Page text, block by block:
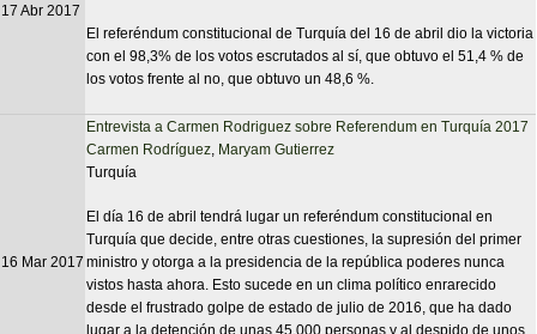
17 Abr 2017
El referéndum constitucional de Turquía del 16 de abril dio la victoria
con el 98,3% de los votos escrutados al sí, que obtuvo el 51,4 % de
los votos frente al no, que obtuvo un 48,6 %.
16 Mar 2017
Entrevista a Carmen Rodriguez sobre Referendum en Turquía 2017
Carmen Rodríguez Maryam Gutierrez
Turquía
El día 16 de abril tendrá lugar un referéndum constitucional en
Turquía que decide, entre otras cuestiones, la supresión del primer
ministro y otorga a la presidencia de la república poderes nunca
vistos hasta ahora. Esto sucede en un clima político enrarecido
desde el frustrado golpe de estado de julio de 2016, que ha dado
lugar a la detención de unas 45.000 personas y al despido de unos